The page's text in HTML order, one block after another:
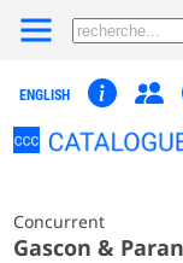
ENGLISH
Concurrent
Gascon &